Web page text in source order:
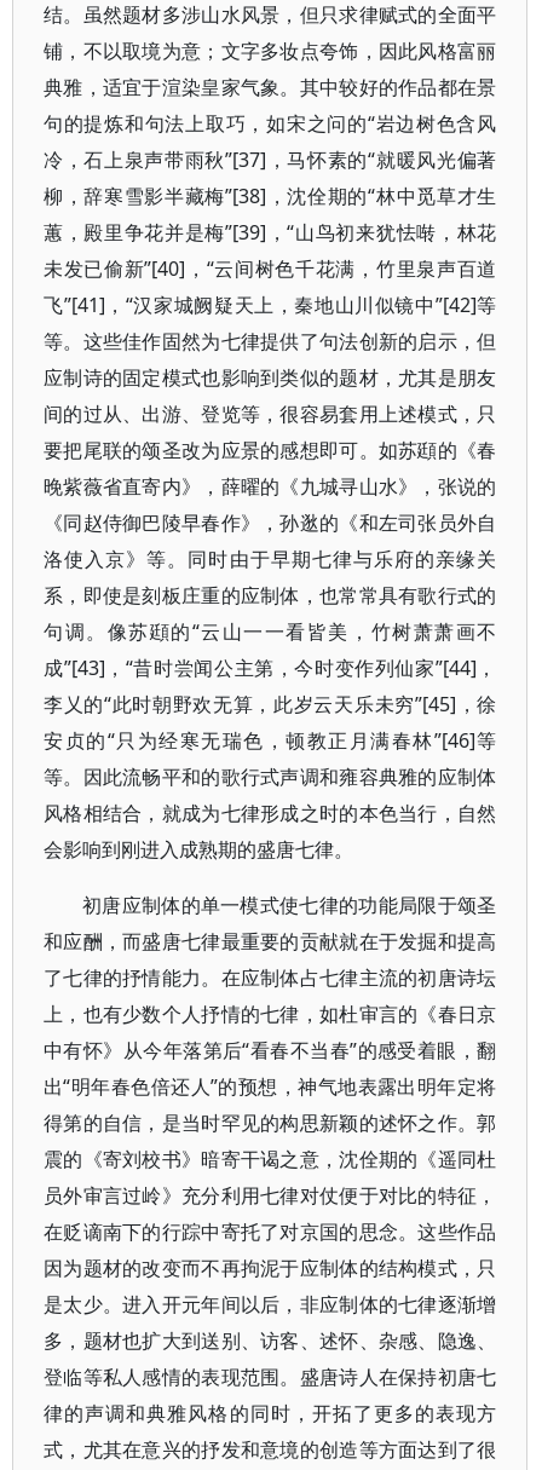
结。虽然题材多涉山水风景，但只求律赋式的全面平
铺，不以取境为意；文字多妆点夸饰，因此风格富丽
典雅，适宜于渲染皇家气象。其中较好的作品都在景
句的提炼和句法上取巧，如宋之问的“岩边树色含风
冷，石上泉声带雨秋”[37]，马怀素的“就暖风光偏著
柳，辞寒雪影半藏梅”[38]，沈佺期的“林中觅草才生
蕙，殿里争花并是梅”[39]，“山鸟初来犹怯啭，林花
未发已偷新”[40]，“云间树色千花满，竹里泉声百道
飞”[41]，“汉家城阙疑天上，秦地山川似镜中”[42]等
等。这些佳作固然为七律提供了句法创新的启示，但
应制诗的固定模式也影响到类似的题材，尤其是朋友
间的过从、出游、登览等，很容易套用上述模式，只
要把尾联的颂圣改为应景的感想即可。如苏頲的《春
晚紫薇省直寄内》，薛曜的《九城寻山水》，张说的
《同赵侍御巴陵早春作》，孙逖的《和左司张员外自
洛使入京》等。同时由于早期七律与乐府的亲缘关
系，即使是刻板庄重的应制体，也常常具有歌行式的
句调。像苏頲的“云山一一看皆美，竹树萧萧画不
成”[43]，“昔时尝闻公主第，今时变作列仙家”[44]，
李乂的“此时朝野欢无算，此岁云天乐未穷”[45]，徐
安贞的“只为经寒无瑞色，顿教正月满春林”[46]等
等。因此流畅平和的歌行式声调和雍容典雅的应制体
风格相结合，就成为七律形成之时的本色当行，自然
会影响到刚进入成熟期的盛唐七律。
初唐应制体的单一模式使七律的功能局限于颂圣
和应酬，而盛唐七律最重要的贡献就在于发掘和提高
了七律的抒情能力。在应制体占七律主流的初唐诗坛
上，也有少数个人抒情的七律，如杜审言的《春日京
中有怀》从今年落第后“看春不当春”的感受着眼，翻
出“明年春色倍还人”的预想，神气地表露出明年定将
得第的自信，是当时罕见的构思新颖的述怀之作。郭
震的《寄刘校书》暗寄干谒之意，沈佺期的《遥同杜
员外审言过岭》充分利用七律对仗便于对比的特征，
在贬谪南下的行踪中寄托了对京国的思念。这些作品
因为题材的改变而不再拘泥于应制体的结构模式，只
是太少。进入开元年间以后，非应制体的七律逐渐增
多，题材也扩大到送别、访客、述怀、杂感、隐逸、
登临等私人感情的表现范围。盛唐诗人在保持初唐七
律的声调和典雅风格的同时，开拓了更多的表现方
式，尤其在意兴的抒发和意境的创造等方面达到了很